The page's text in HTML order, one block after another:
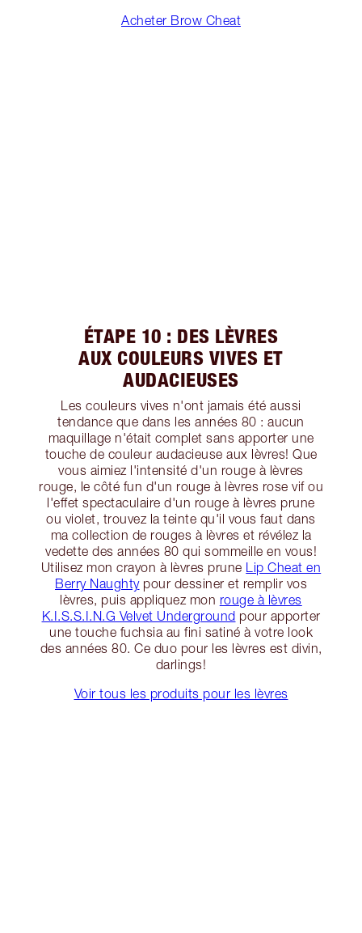
Acheter Brow Cheat
ÉTAPE 10 : DES LÈVRES
AUX COULEURS VIVES ET
AUDACIEUSES
Les couleurs vives n'ont jamais été aussi
tendance que dans les années 80 : aucun
maquillage n'était complet sans apporter une
touche de couleur audacieuse aux lèvres! Que
vous aimiez l'intensité d'un rouge à lèvres
rouge, le côté fun d'un rouge à lèvres rose vif ou
l'effet spectaculaire d'un rouge à lèvres prune
ou violet, trouvez la teinte qu'il vous faut dans
ma collection de rouges à lèvres et révélez la
vedette des années 80 qui sommeille en vous!
Utilisez mon crayon à lèvres prune Lip Cheat en
Berry Naughtypour dessiner et remplir vos
lèvres, puis appliquez mon rouge à lèvres
K.I.S.S.I.N.G Velvet Underground pour apporter
une touche fuchsia au fini satiné à votre look
des années 80. Ce duo pour les lèvres est divin,
darlings!
Voir tous les produits pour les lèvres